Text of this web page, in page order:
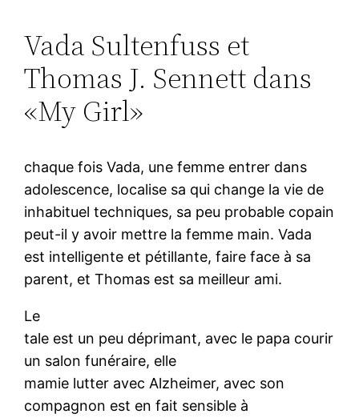
Vada Sultenfuss et
Thomas J. Sennett dans
«My Girl»
chaque fois Vada, une femme entrer dans
adolescence, localise sa qui change la vie de
inhabituel techniques, sa peu probable copain
peut-il y avoir mettre la femme main. Vada
est intelligente et pétillante, faire face à sa
parent, et Thomas est sa meilleur ami.
Le
tale est un peu déprimant, avec le papa courir
un salon funéraire, elle
mamie lutter avec Alzheimer, avec son
compagnon est en fait sensible à